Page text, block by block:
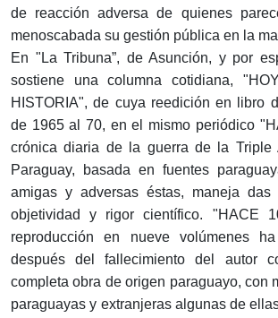
de reacción adversa de quienes
menoscabada su gestión pública en la
En "La Tribuna”, de Asunción, y por
sostiene una columna cotidiana,
HISTORIA", de cuya reedición en libro
de 1965 al 70, en el mismo periódico
crónica diaria de la guerra de la Triple
Paraguay, basada en fuentes
amigas y adversas éstas, maneja das
objetividad y rigor científico. "HACE
reproducción en nueve volúmenes
después del fallecimiento del autor
completa obra de origen paraguayo, con
paraguayas y extranjeras algunas de